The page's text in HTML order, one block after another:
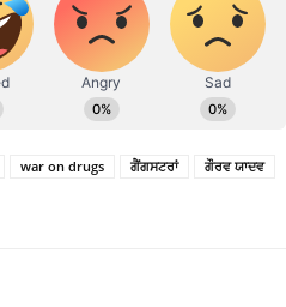
war on drugs ਗੈਂਗਸਟਰਾਂ
ਗੌਰਵ ਯਾਦਵ